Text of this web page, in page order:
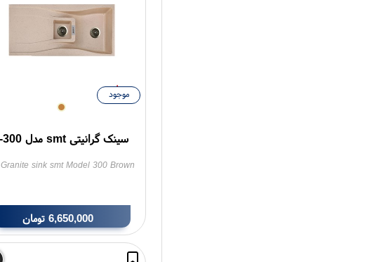
سینک گرانیتی smt مدل G-300
Granite sink smt Model 300 Brown
6,650,000 تومان
موجود